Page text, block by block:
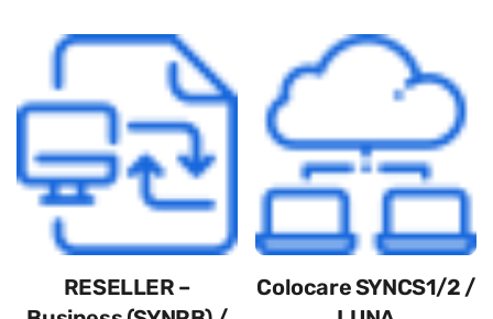
RESELLER –
Colocare SYNCS1/2 /